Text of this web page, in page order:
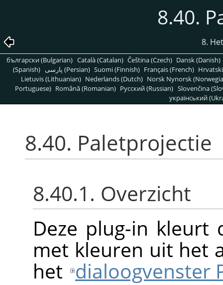
8.40.
8.
български (Bulgarian) Català (Catalan) Čeština (Czech) Dansk (Danish)
(Spanish)
پارسی (Persian) Suomi (Finnish) Français (French)
Lietuvis (Lithuanian) Nederlands (Dutch) Norsk Nynorsk
Portuguese) Română (Romanian) Pусский (Russian) Slovenčina
український
8.40. Paletprojectie
8.40.1. Overzicht
Deze plug-in kleurt
met kleuren uit het
het dialoogvenster